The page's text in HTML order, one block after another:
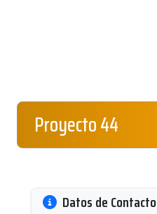
Proyecto 44
Datos de Contacto